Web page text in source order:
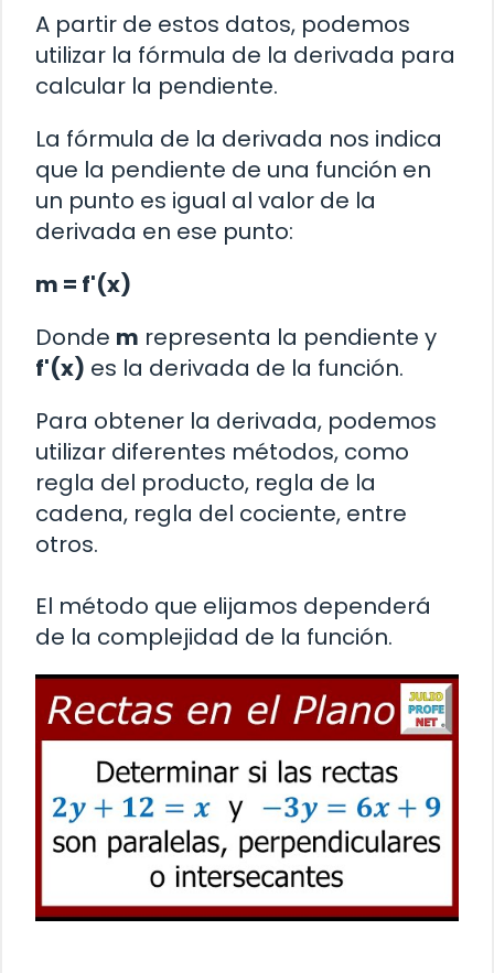
A partir de estos datos, podemos
utilizar la fórmula de la derivada para
calcular la pendiente.
La fórmula de la derivada nos indica
que la pendiente de una función en
un punto es igual al valor de la
derivada en ese punto:
m = f'(x)
Donde m representa la pendiente y
f'(x) es la derivada de la función.
Para obtener la derivada, podemos
utilizar diferentes métodos, como
regla del producto, regla de la
cadena, regla del cociente, entre
otros.
El método que elijamos dependerá
de la complejidad de la función.